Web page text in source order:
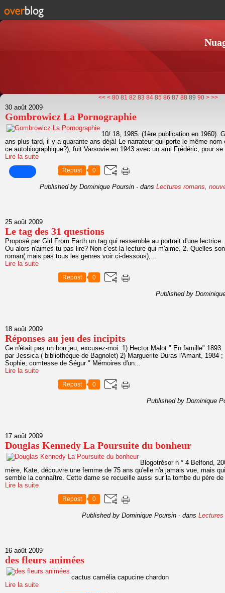
<< < 10
20
30
40
50
60
70
80 81 82 83 84 85 86 87 88 89 90 100
> >>
30 août 2009
Gombrowicz La Pornographie
10/ 18, 1985. (1ère publication en 1960).
ans plus tard, il y a quarante ans déjà! Le narrateur qui porte le même nom
ce autobiographique?), fuit Varsovie en 1943 avec un ami Frédéric, pour se
Lire la suite
Repost 0
Published by Dominique Poursin - dans Lectures romans,
25 août 2009
Le tag des 31 questions
Proposé par Girl From Earth un tag qui ressemble au portrait d'une
Ou alors n'aimes-tu pas lire? Non c'est la lecture qui m'aime. 2. Quelles
roman( mais pas tous les genres voir ci-dessous),...
Lire la suite
Repost 0
Published by
18 août 2009
Réponses au jeu des incipits
Ce n'était pas un bon jeu, excusez-moi. 1) Hector Malot " En famille"
par Jessica ( bibliothèque de Bagnolet) 2) Marguerite Duras l'Amant, 1984
Sophie, comtesse de Ségur " Mémoires d'un...
Lire la suite
Repost 0
Published by Dominique
17 août 2009
Douglas Kennedy La Poursuite du bonheur
Blogotrésor n ° 4 Belfond,
mère, Kate, découvre une femme de 75 ans qu'elle n'a jamais vue, mais
semble la connaître. Cette dame se recueille aussi sur la tombe du père
Lire la suite
Repost 0
Published by Dominique Poursin - dans
16 août 2009
des fleurs animées
cactus camélia capucine chardon
Lire la suite